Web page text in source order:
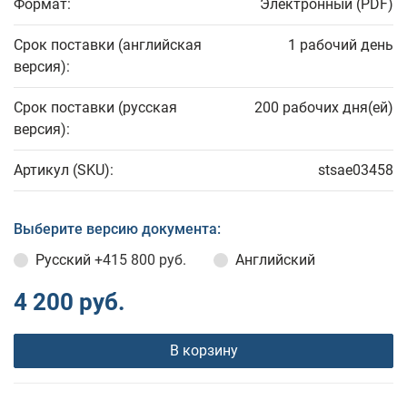
Формат: Электронный (PDF)
Срок поставки (английская
версия):
1 рабочий день
Срок поставки (русская
версия):
200 рабочих дня(ей)
Артикул (SKU): stsae03458
Выберите версию документа:
Русский +415 800 руб. Английский
4 200 руб.
В корзину